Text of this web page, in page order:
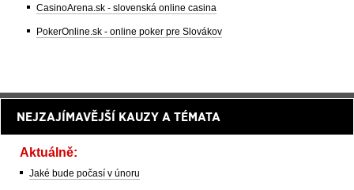
CasinoArena.sk - slovenská online casina
PokerOnline.sk - online poker pre Slovákov
NEJZAJÍMAVĚJŠÍ KAUZY A TÉMATA
Aktuálně:
Jaké bude počasí v únoru